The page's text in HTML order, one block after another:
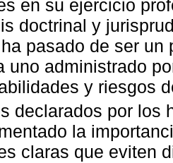
en su ejercicio
doctrinal y
pasado de ser
uno administrado
y riesgos
declarados por los
la
claras que eviten